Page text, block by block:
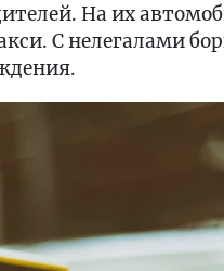
На их
С нелегалами